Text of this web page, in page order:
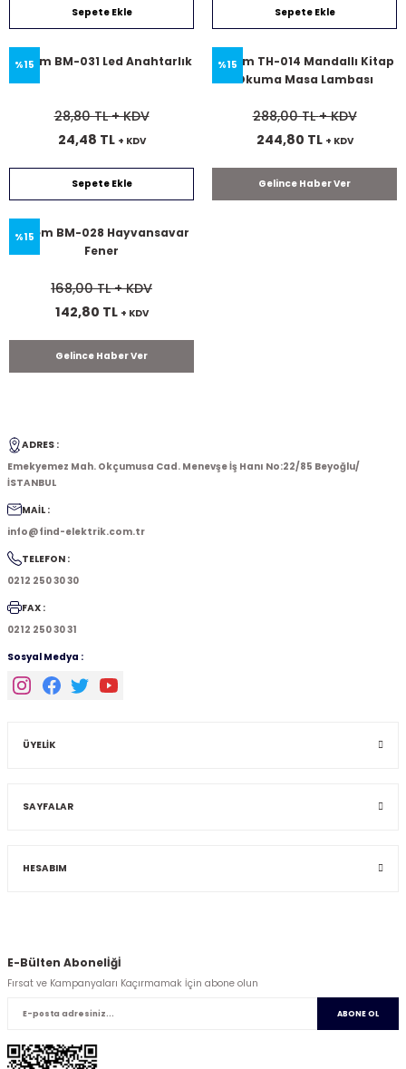
Sepete Ekle Sepete Ekle
%15
Bigem BM-031 Led Anahtarlık
28,80 TL+ KDV
24,48 TL + KDV
Sepete Ekle
%15
Bigem TH-014 Mandallı Kitap
Okuma Masa Lambası
288,00 TL+ KDV
244,80 TL + KDV
Gelince Haber Ver
%15
Bigem BM-028 Hayvansavar
Fener
168,00 TL+ KDV
142,80 TL + KDV
Gelince Haber Ver
ADRES :
Emekyemez Mah. Okçumusa Cad. Menevşe İş Hanı No:22/85 Beyoğlu/
İSTANBUL
MAİL :
info@find-elektrik.com.tr
TELEFON :
0212 250 30 30
FAX :
0212 250 30 31
Sosyal Medya :
ÜYELİK
SAYFALAR
HESABIM
E-Bülten Abonelİğİ
Fırsat ve Kampanyaları Kaçırmamak İçin abone olun
ABONE OL